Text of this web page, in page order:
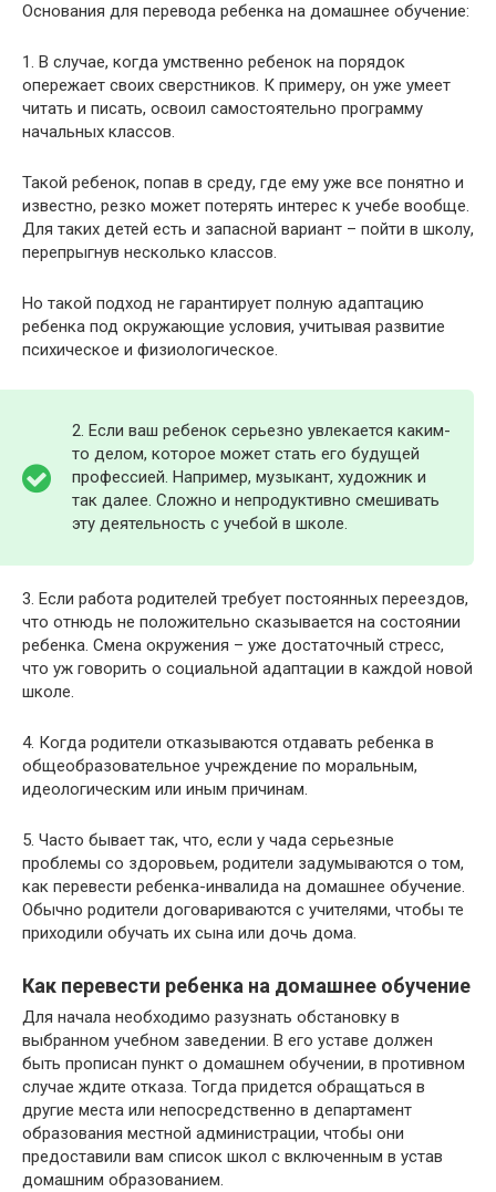
Основания для перевода ребенка на домашнее обучение:
1. В случае, когда умственно ребенок на порядок
опережает своих сверстников. К примеру, он уже умеет
читать и писать, освоил самостоятельно программу
начальных классов.
Такой ребенок, попав в среду, где ему уже все понятно и
известно, резко может потерять интерес к учебе вообще.
Для таких детей есть и запасной вариант – пойти в школу,
перепрыгнув несколько классов.
Но такой подход не гарантирует полную адаптацию
ребенка под окружающие условия, учитывая развитие
психическое и физиологическое.
2. Если ваш ребенок серьезно увлекается каким-
то делом, которое может стать его будущей
профессией. Например, музыкант, художник и
так далее. Сложно и непродуктивно смешивать
эту деятельность с учебой в школе.
3. Если работа родителей требует постоянных переездов,
что отнюдь не положительно сказывается на состоянии
ребенка. Смена окружения – уже достаточный стресс,
что уж говорить о социальной адаптации в каждой новой
школе.
4. Когда родители отказываются отдавать ребенка в
общеобразовательное учреждение по моральным,
идеологическим или иным причинам.
5. Часто бывает так, что, если у чада серьезные
проблемы со здоровьем, родители задумываются о том,
как перевести ребенка-инвалида на домашнее обучение.
Обычно родители договариваются с учителями, чтобы те
приходили обучать их сына или дочь дома.
Как перевести ребенка на домашнее обучение
Для начала необходимо разузнать обстановку в
выбранном учебном заведении. В его уставе должен
быть прописан пункт о домашнем обучении, в противном
случае ждите отказа. Тогда придется обращаться в
другие места или непосредственно в департамент
образования местной администрации, чтобы они
предоставили вам список школ с включенным в устав
домашним образованием.